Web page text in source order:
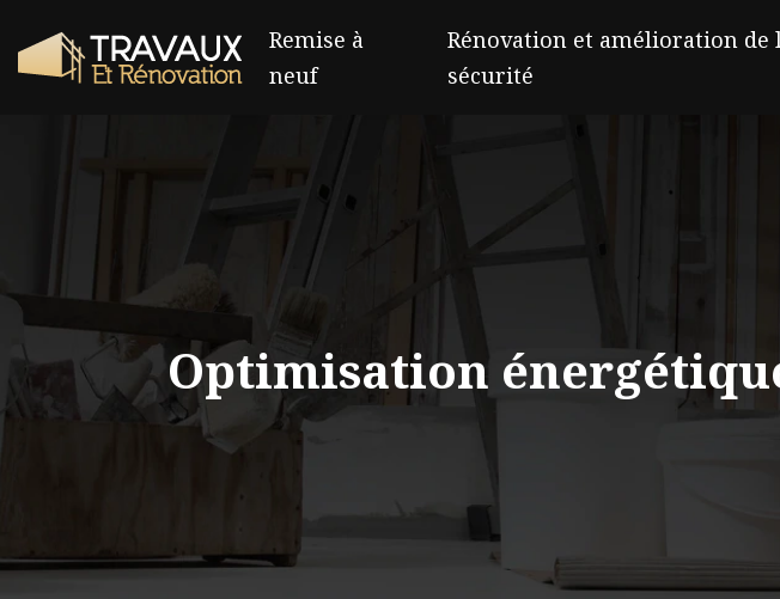
Remise à
neuf
Rénovation et amélioration de
sécurité
Optimisation